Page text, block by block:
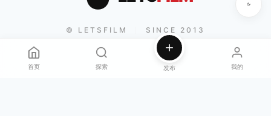
© LETSFILM SINCE 2013
首页 探索 发布 我的